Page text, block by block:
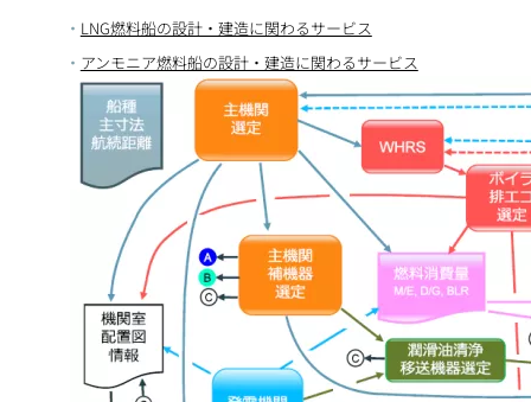
LNG燃料船の設計・建造に関わるサービス
アンモニア燃料船の設計・建造に関わるサービス